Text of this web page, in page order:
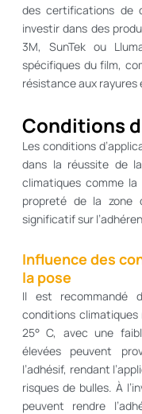
des certifications de
investir dans des
3M, SunTek ou
spécifiques du film,
résistance aux rayures
Conditions
Les conditions
dans la réussite de
climatiques comme
propreté de la zone
significatif sur
Influence des
la pose
Il est recommandé
conditions climatiques
25° C, avec une
élevées peuvent
l’adhésif, rendant
risques de bulles. À
peuvent rendre